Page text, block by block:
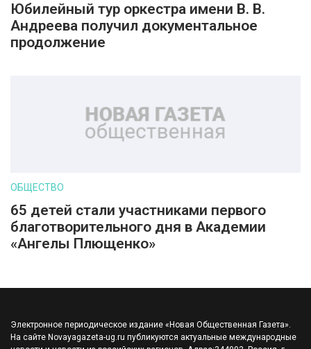
Юбилейный тур оркестра имени В. В.
Андреева получил документальное
продолжение
ОБЩЕСТВО
65 детей стали участниками первого
благотворительного дня в Академии
«Ангелы Плющенко»
Электронное периодическое издание «Новая Общественная Газета».
На сайте Novayagazeta-ug.ru публикуются актуальные международные